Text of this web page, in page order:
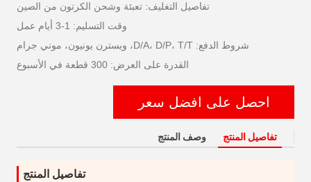
تفاصيل التغليف: تعبئة وشحن الكرتون من الصين
وقت التسليم: 1-3 أيام عمل
شروط الدفع: D/A، D/P، T/T، ويسترن يونيون، موني جرام
القدرة على العرض: 300 قطعة في الأسبوع
احصل على افضل سعر
تفاصيل المنتج وصف المنتج
تفاصيل المنتج